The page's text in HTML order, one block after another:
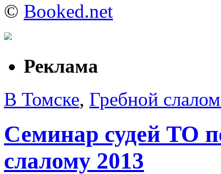
© Booked.net
Реклама
В Томске, Гребной
Семинар судей ТО
слалому 2013